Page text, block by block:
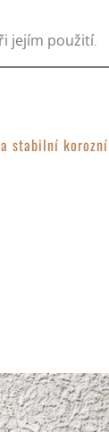
jejím použití.
stabilní